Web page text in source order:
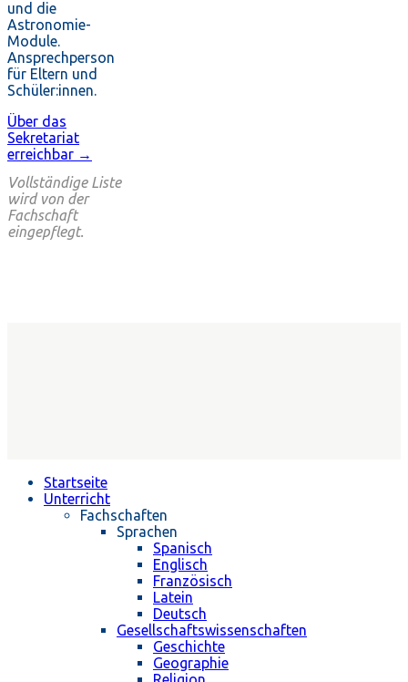
und die
Astronomie-
Module.
Ansprechperson
für Eltern und
Schüler:innen.
Über das
Sekretariat
erreichbar →
Vollständige Liste
wird von der
Fachschaft
eingepflegt.
Startseite
Unterricht
Fachschaften
Sprachen
Spanisch
Englisch
Französisch
Latein
Deutsch
Gesellschaftswissenschaften
Geschichte
Geographie